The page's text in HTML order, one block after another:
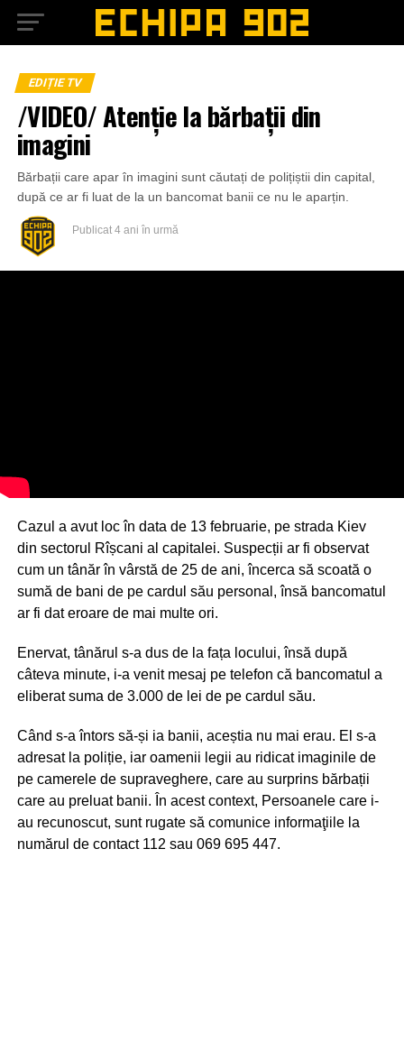
EDIȚIE TV
/VIDEO/ Atenție la bărbații din
imagini
Bărbații care apar în imagini sunt căutați de polițiștii din capital,
după ce ar fi luat de la un bancomat banii ce nu le aparțin.
Publicat 4 ani în urmă
Cazul a avut loc în data de 13 februarie, pe strada Kiev
din sectorul Rîșcani al capitalei. Suspecții ar fi observat
cum un tânăr în vârstă de 25 de ani, încerca să scoată o
sumă de bani de pe cardul său personal, însă bancomatul
ar fi dat eroare de mai multe ori.
Enervat, tânărul s-a dus de la fața locului, însă după
câteva minute, i-a venit mesaj pe telefon că bancomatul a
eliberat suma de 3.000 de lei de pe cardul său.
Când s-a întors să-și ia banii, aceștia nu mai erau. El s-a
adresat la poliție, iar oamenii legii au ridicat imaginile de
pe camerele de supraveghere, care au surprins bărbații
care au preluat banii. În acest context, Persoanele care i-
au recunoscut, sunt rugate să comunice informaţiile la
numărul de contact 112 sau 069 695 447.